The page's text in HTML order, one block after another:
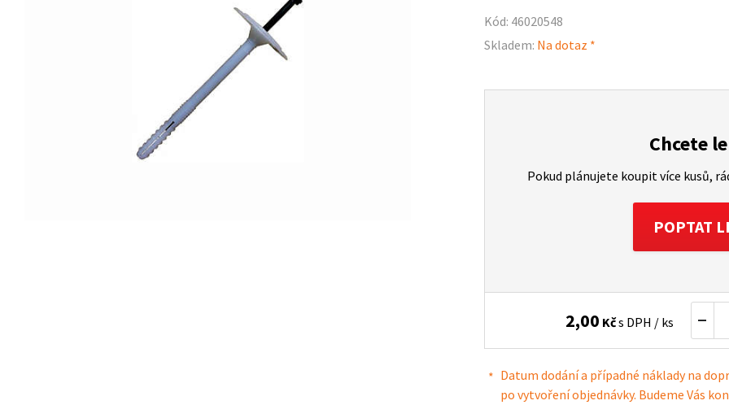
Kód: 46020548
Skladem: Na dotaz *
Chcete
Pokud plánujete koupit více kusů,
POPTAT
2,00 Kčs DPH / ks
Datum dodání a případné náklady na
po vytvoření objednávky. Budeme Vás